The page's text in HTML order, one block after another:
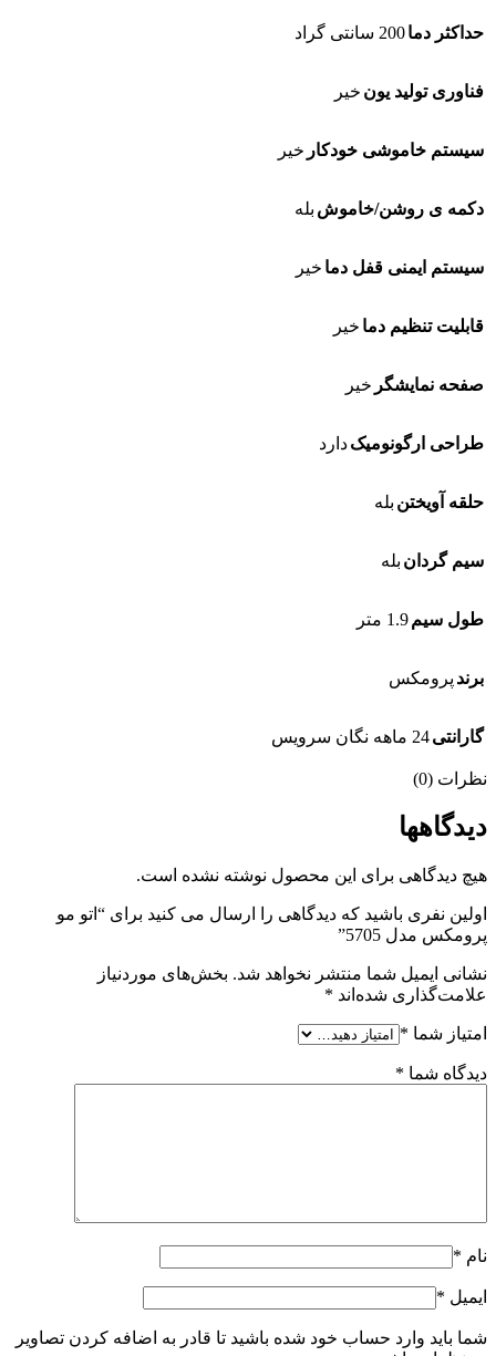
حداکثر دما200 سانتی گراد
فناوری تولید یون خیر
سیستم خاموشی خودکار خیر
دکمه ی روشن/خاموش بله
سیستم ایمنی قفل دما خیر
قابلیت تنظیم دما خیر
صفحه نمایشگر خیر
طراحی ارگونومیکدارد
حلقه آویختن بله
سیم گردان بله
طول سیم1.9 متر
برند پرومکس
گارانتی24 ماهه نگان سرویس
نظرات (0)
دیدگاهها
هیچ دیدگاهی برای این محصول نوشته نشده است.
اولین نفری باشید که دیدگاهی را ارسال می کنید برای “اتو مو
پرومکس مدل 5705”
نشانی ایمیل شما منتشر نخواهد شد. بخش‌های موردنیاز
علامت‌گذاری شده‌اند *
امتیاز شما *
دیدگاه شما *
نام *
ایمیل *
شما باید وارد حساب خود شده باشید تا قادر به اضافه کردن تصاویر